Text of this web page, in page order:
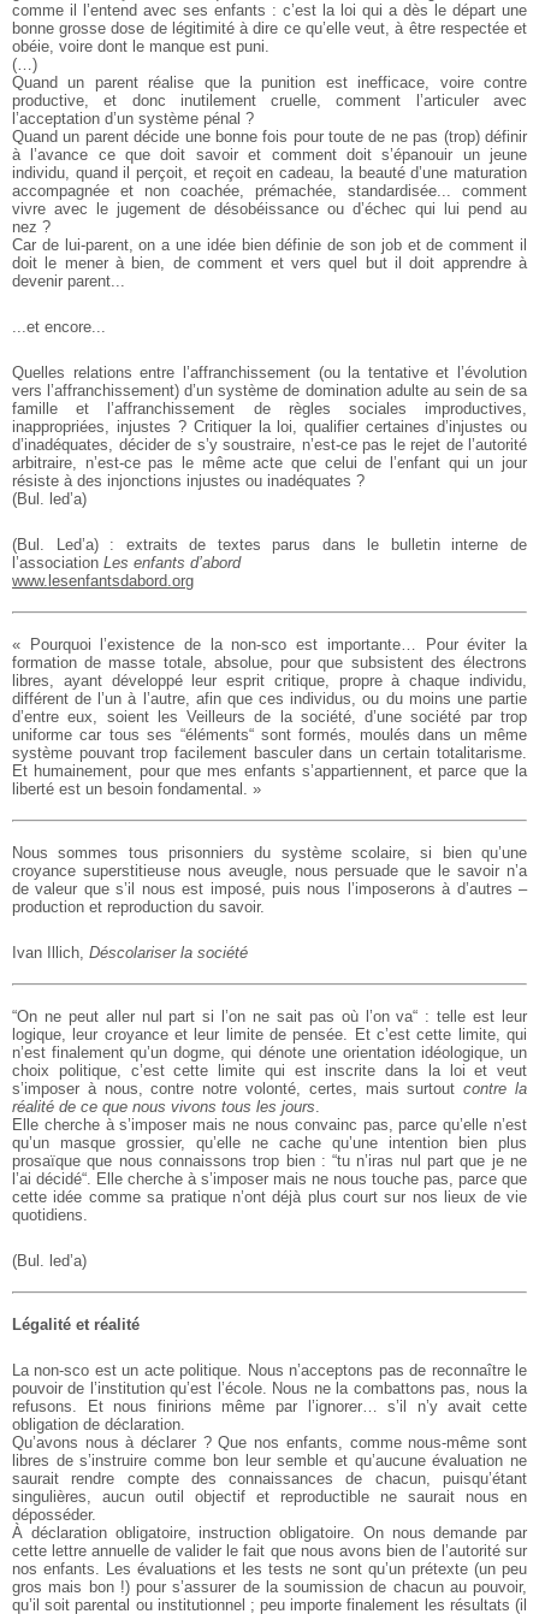
comme il l’entend avec ses enfants : c’est la loi qui a dès le départ une
bonne grosse dose de légitimité à dire ce qu’elle veut, à être respectée et
obéie, voire dont le manque est puni.
(…)
Quand un parent réalise que la punition est inefficace, voire contre
productive, et donc inutilement cruelle, comment l’articuler avec
l’acceptation d’un système pénal ?
Quand un parent décide une bonne fois pour toute de ne pas (trop) définir
à l’avance ce que doit savoir et comment doit s’épanouir un jeune
individu, quand il perçoit, et reçoit en cadeau, la beauté d’une maturation
accompagnée et non coachée, prémachée, standardisée... comment
vivre avec le jugement de désobéissance ou d’échec qui lui pend au
nez ?
Car de lui-parent, on a une idée bien définie de son job et de comment il
doit le mener à bien, de comment et vers quel but il doit apprendre à
devenir parent...
...et encore...
Quelles relations entre l’affranchissement (ou la tentative et l’évolution
vers l’affranchissement) d’un système de domination adulte au sein de sa
famille et l’affranchissement de règles sociales improductives,
inappropriées, injustes ? Critiquer la loi, qualifier certaines d’injustes ou
d’inadéquates, décider de s’y soustraire, n’est-ce pas le rejet de l’autorité
arbitraire, n’est-ce pas le même acte que celui de l’enfant qui un jour
résiste à des injonctions injustes ou inadéquates ?
(Bul. led’a)
(Bul. Led’a) : extraits de textes parus dans le bulletin interne de
l’association Les enfants d’abord
www.lesenfantsdabord.org
« Pourquoi l’existence de la non-sco est importante… Pour éviter la
formation de masse totale, absolue, pour que subsistent des électrons
libres, ayant développé leur esprit critique, propre à chaque individu,
différent de l’un à l’autre, afin que ces individus, ou du moins une partie
d’entre eux, soient les Veilleurs de la société, d’une société par trop
uniforme car tous ses “éléments“ sont formés, moulés dans un même
système pouvant trop facilement basculer dans un certain totalitarisme.
Et humainement, pour que mes enfants s’appartiennent, et parce que la
liberté est un besoin fondamental. »
Nous sommes tous prisonniers du système scolaire, si bien qu’une
croyance superstitieuse nous aveugle, nous persuade que le savoir n’a
de valeur que s’il nous est imposé, puis nous l’imposerons à d’autres –
production et reproduction du savoir.
Ivan Illich, Déscolariser la société
“On ne peut aller nul part si l’on ne sait pas où l’on va“ : telle est leur
logique, leur croyance et leur limite de pensée. Et c’est cette limite, qui
n’est finalement qu’un dogme, qui dénote une orientation idéologique, un
choix politique, c’est cette limite qui est inscrite dans la loi et veut
s’imposer à nous, contre notre volonté, certes, mais surtoutcontre la
réalité de ce que nous vivons tous les jours
Elle cherche à s’imposer mais ne nous convainc pas, parce qu’elle n’est
qu’un masque grossier, qu’elle ne cache qu’une intention bien plus
prosaïque que nous connaissons trop bien : “tu n’iras nul part que je ne
l’ai décidé“. Elle cherche à s’imposer mais ne nous touche pas, parce que
cette idée comme sa pratique n’ont déjà plus court sur nos lieux de vie
quotidiens.
(Bul. led’a)
Légalité et réalité
La non-sco est un acte politique. Nous n’acceptons pas de reconnaître le
pouvoir de l’institution qu’est l’école. Nous ne la combattons pas, nous la
refusons. Et nous finirions même par l’ignorer… s’il n’y avait cette
obligation de déclaration.
Qu’avons nous à déclarer ? Que nos enfants, comme nous-même sont
libres de s’instruire comme bon leur semble et qu’aucune évaluation ne
saurait rendre compte des connaissances de chacun, puisqu’étant
singulières, aucun outil objectif et reproductible ne saurait nous en
déposséder.
À déclaration obligatoire, instruction obligatoire. On nous demande par
cette lettre annuelle de valider le fait que nous avons bien de l’autorité sur
nos enfants. Les évaluations et les tests ne sont qu’un prétexte (un peu
gros mais bon !) pour s’assurer de la soumission de chacun au pouvoir,
qu’il soit parental ou institutionnel ; peu importe finalement les résultats (il